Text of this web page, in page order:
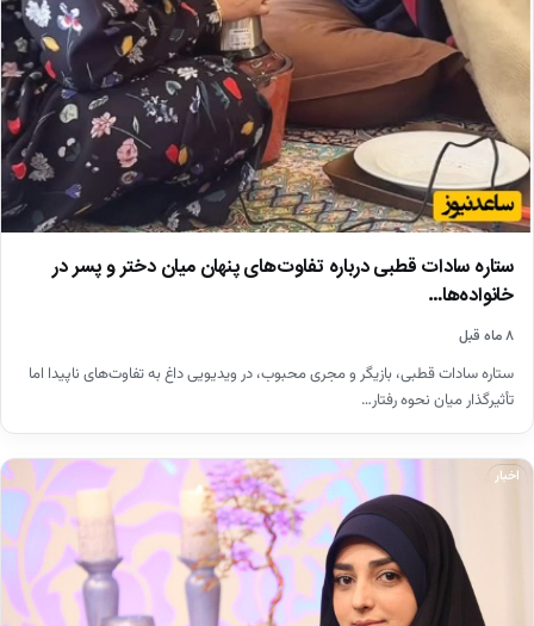
ستاره سادات قطبی درباره تفاوت‌های پنهان میان دختر و پسر در
خانواده‌ها…
۸ ماه قبل
ستاره سادات قطبی، بازیگر و مجری محبوب، در ویدیویی داغ به تفاوت‌های ناپیدا اما
تأثیرگذار میان نحوه رفتار…
اخبار